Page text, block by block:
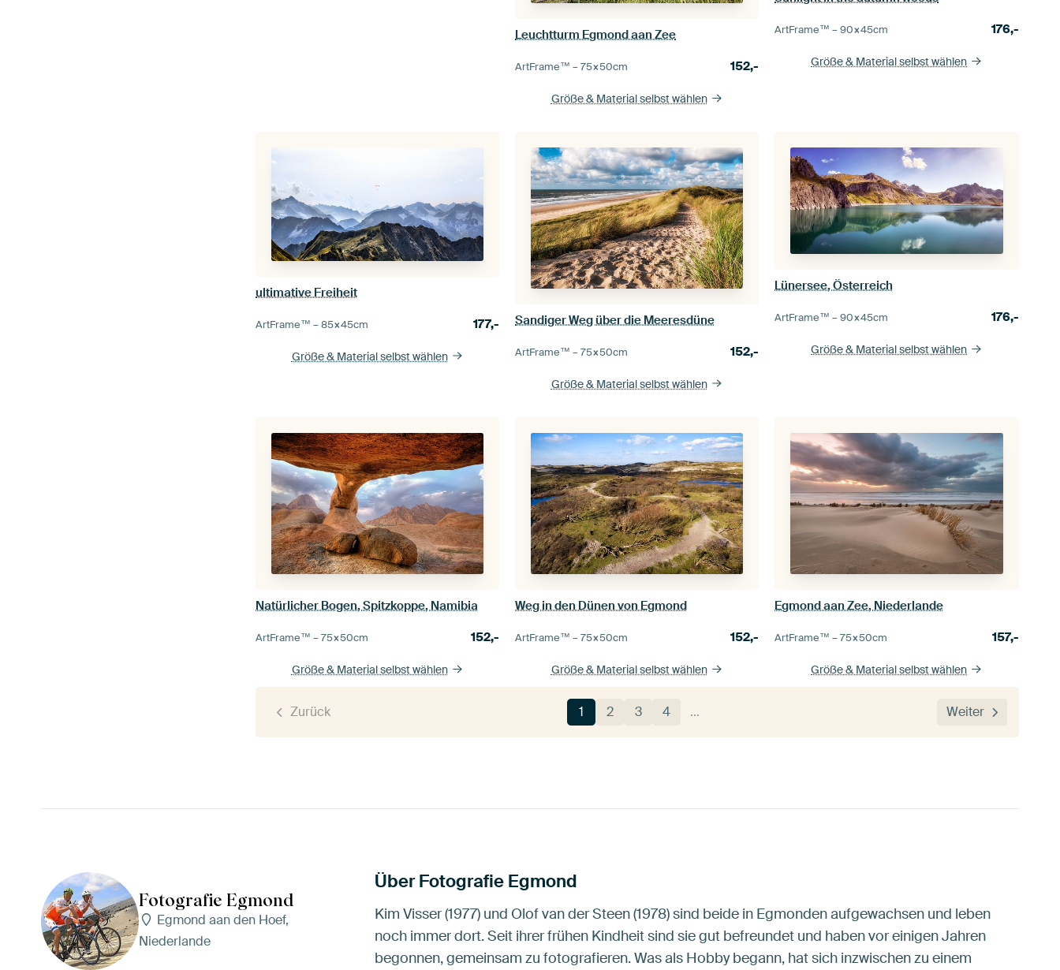
Leuchtturm Egmond aan Zee
ArtFrame™ –75×50cm 152,-
Größe & Material selbst wählen
ArtFrame™ –90×45cm 176,-
Größe & Material selbst wählen
ultimative Freiheit
ArtFrame™ –85×45cm 177,-
Größe & Material selbst wählen
Sandiger Weg über die Meeresdüne
ArtFrame™ –75×50cm 152,-
Größe & Material selbst wählen
Lünersee, Österreich
ArtFrame™ –90×45cm 176,-
Größe & Material selbst wählen
Natürlicher Bogen, Spitzkoppe, Namibia
ArtFrame™ –75×50cm 152,-
Größe & Material selbst wählen
Weg in den Dünen von Egmond
ArtFrame™ –75×50cm 152,-
Größe & Material selbst wählen
Egmond aan Zee, Niederlande
ArtFrame™ –75×50cm 157,-
Größe & Material selbst wählen
Zurück 1 2 3 4 … Weiter
Fotografie Egmond
Egmond aan den Hoef,
Niederlande
Über Fotografie Egmond
Kim Visser (1977) und Olof van der Steen (1978) sind beide in Egmonden aufgewachsen und leben
noch immer dort. Seit ihrer frühen Kindheit sind sie gut befreundet und haben vor einigen Jahren
begonnen, gemeinsam zu fotografieren. Was als Hobby begann, hat sich inzwischen zu einem